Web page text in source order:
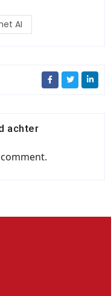
AI
achter